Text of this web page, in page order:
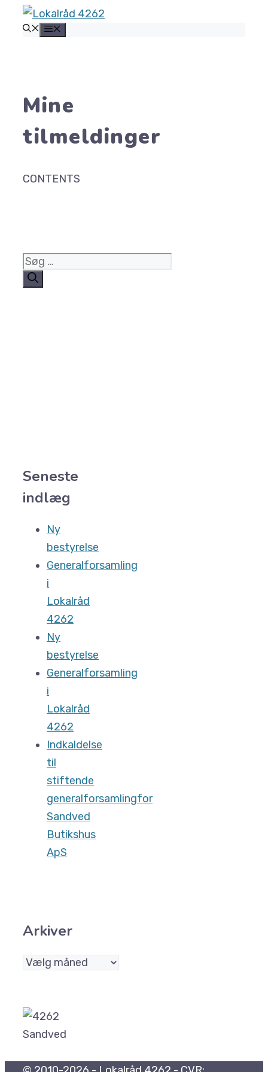
Hop
Mine
tilmeldinger
CONTENTS
Søg
efter:
Seneste
indlæg
Ny
bestyrelse
Generalforsamling
i
Lokalråd
4262
Ny
bestyrelse
Generalforsamling
i
Lokalråd
4262
Indkaldelse
til
stiftende
generalforsamlingfor
Sandved
Butikshus
ApS
Arkiver
Arkiver